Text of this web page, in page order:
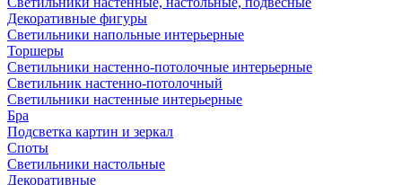
Декоративные фигуры
Светильники напольные интерьерные
Торшеры
Светильники настенно-потолочные интерьерные
Светильник настенно-потолочный
Светильники настенные интерьерные
Бра
Подсветка картин и зеркал
Споты
Светильники настольные
Декоративные